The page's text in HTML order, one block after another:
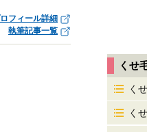
フィール詳細
執筆記事一覧
くせ
く
く